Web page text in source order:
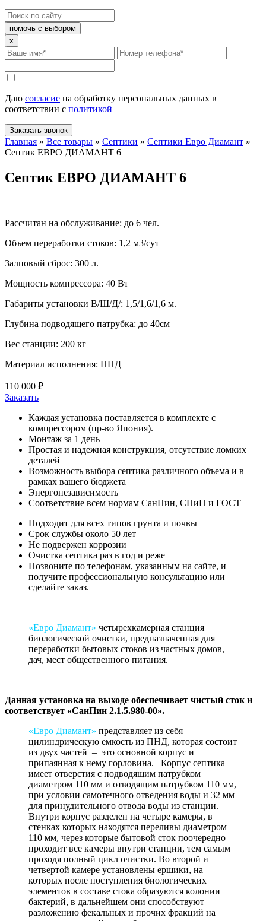
помочь с выбором
x
Даю согласие на обработку персональных данных в
соответствии с политикой
Заказать звонок
Главная » Все товары » Септики » Септики Евро Диамант »
Септик ЕВРО ДИАМАНТ 6
Септик ЕВРО ДИАМАНТ 6
Рассчитан на обслуживание: до 6 чел.
Объем переработки стоков: 1,2 м3/сут
Залповый сброс: 300 л.
Мощность компрессора: 40 Вт
Габариты установки В/Ш/Д/: 1,5/1,6/1,6 м.
Глубина подводящего патрубка: до 40см
Вес станции: 200 кг
Материал исполнения: ПНД
110 000 ₽
Заказать
Каждая установка поставляется в комплекте с
компрессором (пр-во Япония).
Монтаж за 1 день
Простая и надежная конструкция, отсутствие ломких
деталей
Возможность выбора септика различного объема и в
рамках вашего бюджета
Энергонезависимость
Соответствие всем нормам СанПин, СНиП и ГОСТ
Подходит для всех типов грунта и почвы
Срок службы около 50 лет
Не подвержен коррозии
Очистка септика раз в год и реже
Позвоните по телефонам, указанным на сайте, и
получите профессиональную консультацию или
сделайте заказ.
«Евро Диамант» четырехкамерная станция
биологической очистки, предназначенная для
переработки бытовых стоков из частных домов,
дач, мест общественного питания.
Данная установка на выходе обеспечивает чистый сток и
соответствует «СанПин 2.1.5.980-00».
«Евро Диамант» представляет из себя
цилиндрическую емкость из ПНД, которая состоит
из двух частей – это основной корпус и
припаянная к нему горловина. Корпус септика
имеет отверстия с подводящим патрубком
диаметром 110 мм и отводящим патрубком 110 мм,
при условии самотечного отведения воды и 32 мм
для принудительного отвода воды из станции.
Внутри корпус разделен на четыре камеры, в
стенках которых находятся переливы диаметром
110 мм, через которые бытовой сток поочередно
проходит все камеры внутри станции, тем самым
проходя полный цикл очистки. Во второй и
четвертой камере установлены ершики, на
которых после поступления биологических
элементов в составе стока образуются колонии
бактерий, в дальнейшем они способствуют
разложению фекальных и прочих фракций на